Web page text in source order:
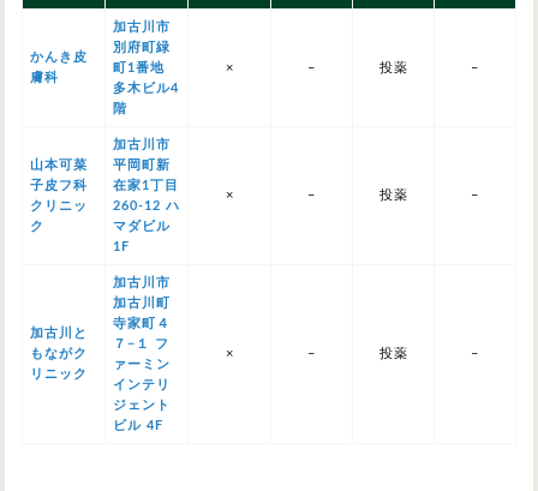
かんき皮
膚科
加古川市
別府町緑
町1番地
多木ビル4
階
× – 投薬 –
山本可菜
子皮フ科
クリニッ
ク
加古川市
平岡町新
在家1丁目
260-12 ハ
マダビル
1F
× – 投薬 –
加古川と
もながク
リニック
加古川市
加古川町
寺家町４
７−１ フ
ァーミン
インテリ
ジェント
ビル 4F
× – 投薬 –